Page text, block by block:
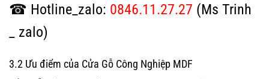
☎ Hotline_zalo: 0846.11.27.27 (Ms Trinh
_ zalo)
3.2 Ưu điểm của Cửa Gỗ Công Nghiệp MDF